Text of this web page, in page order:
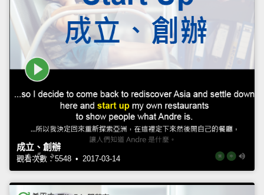
成立、創辦
觀看次數：5548 • 2017-03-14